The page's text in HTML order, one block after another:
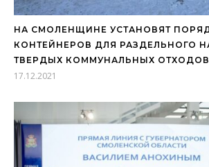
НА СМОЛЕНЩИНЕ УСТАНОВЯТ
КОНТЕЙНЕРОВ ДЛЯ РАЗДЕЛЬНОГО
ТВЕРДЫХ КОММУНАЛЬНЫХ ОТХОДОВ
17.12.2021